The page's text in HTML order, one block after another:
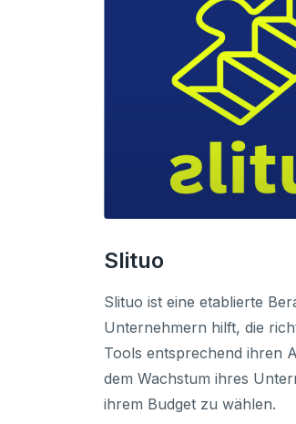
Slituo
Slituo ist eine etablierte
Unternehmern hilft, die
Tools entsprechend ihren
dem Wachstum ihres
ihrem Budget zu wählen.